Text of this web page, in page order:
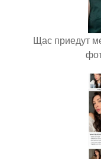
Щас приедут